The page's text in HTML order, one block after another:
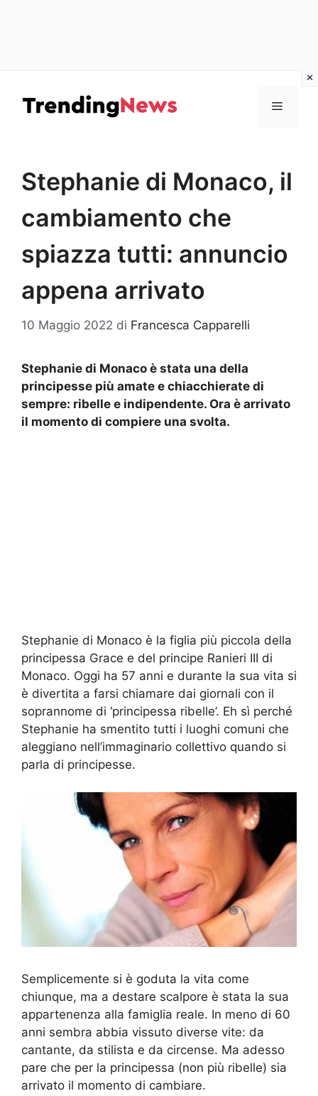
contenuto
Menu
Stephanie di Monaco, il
cambiamento che
spiazza tutti: annuncio
appena arrivato
10 Maggio 2022 di Francesca Capparelli
Stephanie di Monaco è stata una della
principesse più amate e chiacchierate di
sempre: ribelle e indipendente. Ora è arrivato
il momento di compiere una svolta.
Stephanie di Monaco è la figlia più piccola della
principessa Grace e del principe Ranieri III di
Monaco. Oggi ha 57 anni e durante la sua vita si
è divertita a farsi chiamare dai giornali con il
soprannome di ‘principessa ribelle’. Eh sì perché
Stephanie ha smentito tutti i luoghi comuni che
aleggiano nell’immaginario collettivo quando si
parla di principesse.
Semplicemente si è goduta la vita come
chiunque, ma a destare scalpore è stata la sua
appartenenza alla famiglia reale. In meno di 60
anni sembra abbia vissuto diverse vite: da
cantante, da stilista e da circense. Ma adesso
pare che per la principessa (non più ribelle) sia
arrivato il momento di cambiare.